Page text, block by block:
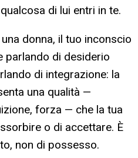
di lui entri in te.
donna, il tuo inconscio
parlando di desiderio
di integrazione: la
una qualità —
forza — che la tua
o di accettare. È
non di possesso.